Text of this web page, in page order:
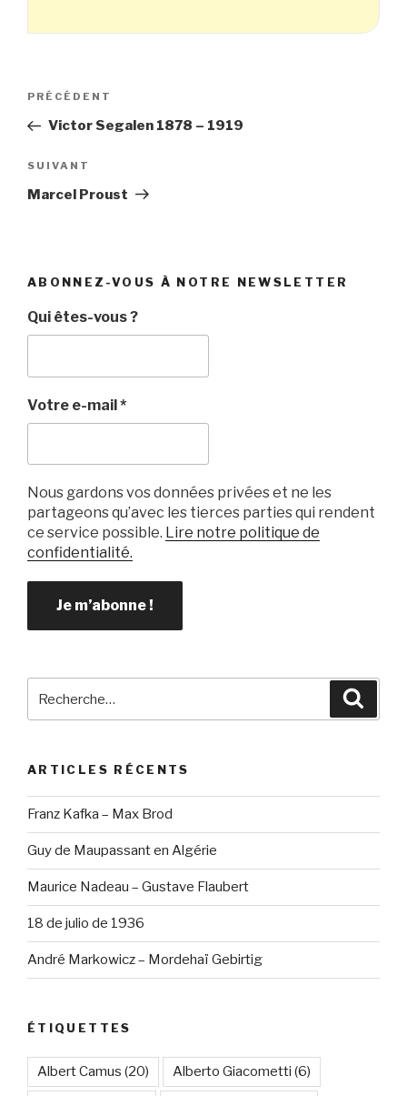
Navigation
l’article
Article
précédent
PRÉCÉDENT
Victor Segalen 1878 – 1919
Article
suivant
SUIVANT
Marcel Proust
ABONNEZ-VOUS À NOTRE NEWSLETTER
Qui êtes-vous ?
Votre e-mail*
Nous gardons vos données privées et ne les
partageons qu’avec les tierces parties qui rendent
ce service possible. Lire notre politique de
confidentialité.
ARTICLES RÉCENTS
Franz Kafka – Max Brod
Guy de Maupassant en Algérie
Maurice Nadeau – Gustave Flaubert
18 de julio de 1936
André Markowicz – Mordehaï Gebirtig
ÉTIQUETTES
Albert Camus (20) Alberto Giacometti (6)